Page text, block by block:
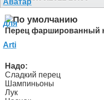
Перец фаршированный
Надо:
Сладкий перец
Шампиньоны
Лук